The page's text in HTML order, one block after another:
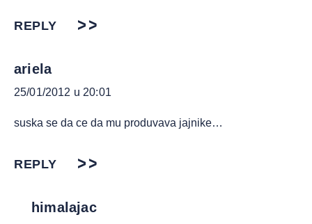
REPLY
ariela
25/01/2012 u 20:01
suska se da ce da mu produvava jajnike…
REPLY
himalajac